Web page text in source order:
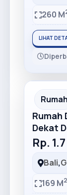
260 M
LIHAT
Rumah
Rumah
Dekat
Rp.
Bali,
169 M2